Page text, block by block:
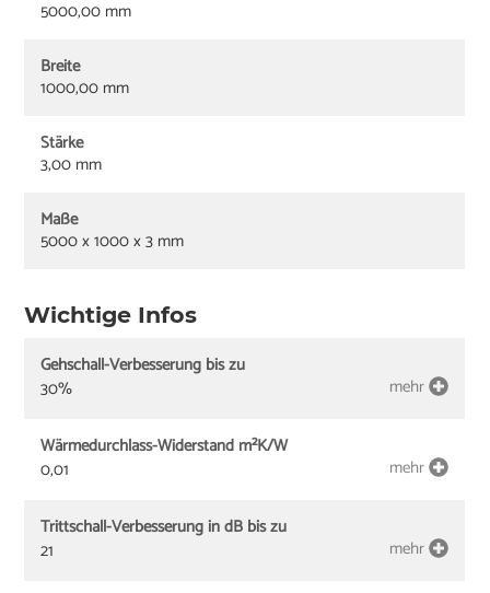
5000,00 mm
Breite
1000,00 mm
Stärke
3,00 mm
Maße
5000 x 1000 x 3 mm
Wichtige Infos
Gehschall-Verbesserung bis zu
30%
mehr
Wärmedurchlass-Widerstand m²K/W
0,01
mehr
Trittschall-Verbesserung in dB bis zu
21
mehr